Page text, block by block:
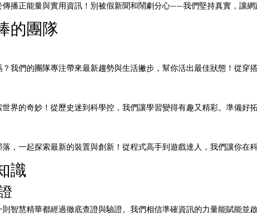
播正能量與實用資訊！別被假新聞和鬧劇分心——我們堅持真實，讓
的團隊
我們的團隊專注帶來最新趨勢與生活撇步，幫你活出最佳狀態！從穿
界的奇妙！從歷史迷到科學控，我們讓學習變得有趣又精彩。準備好
，一起探索最新的裝置與創新！從程式高手到遊戲達人，我們讓你在
識
智慧精華都經過徹底查證與驗證。我們相信準確資訊的力量能賦能並